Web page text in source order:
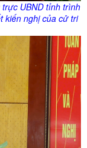
UBND tỉnh trình
kiến nghị của cử tri